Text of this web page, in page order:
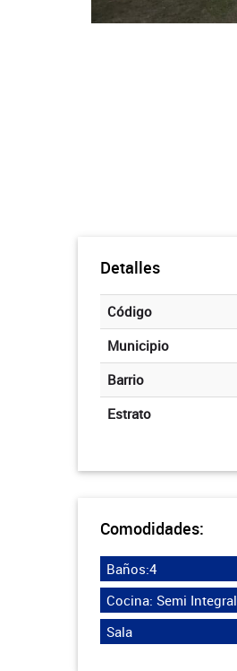
Detalles
Código
Municipio
Barrio
Estrato
Comodidades:
Baños:4
Cocina: Semi Integral
Sala